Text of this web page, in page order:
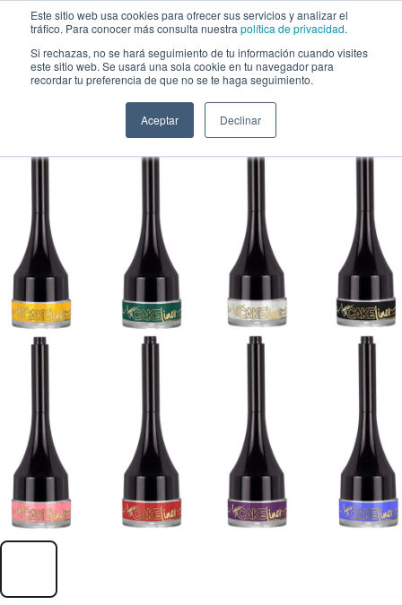
Este sitio web usa cookies para ofrecer sus servicios y analizar el
tráfico. Para conocer más consulta nuestra política de privacidad.
Si rechazas, no se hará seguimiento de tu información cuando visites
este sitio web. Se usará una sola cookie en tu navegador para
recordar tu preferencia de que no se te haga seguimiento.
Aceptar Declinar
Saltar al contenido
Delineador Hyper Cake Surtido L.A. Girl - Venta al por Mayor 8 Unidades